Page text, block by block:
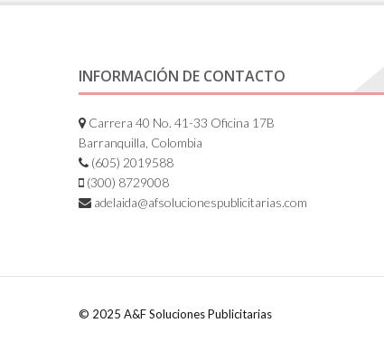
INFORMACIÓN DE CONTACTO
Carrera 40 No. 41-33 Oficina 17B
Barranquilla, Colombia
(605) 2019588
(300) 8729008
adelaida@afsolucionespublicitarias.com
© 2025 A&F Soluciones Publicitarias